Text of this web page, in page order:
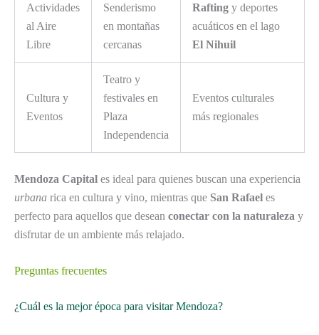
Actividades
al Aire
Libre
Senderismo
en montañas
cercanas
Rafting y deportes
acuáticos en el lago
El Nihuil
Cultura y
Eventos
Teatro y
festivales en
Plaza
Independencia
Eventos culturales
más regionales
Mendoza Capital es ideal para quienes buscan una experiencia
urbana rica en cultura y vino, mientras que San Rafael es
perfecto para aquellos que desean conectar con la naturaleza y
disfrutar de un ambiente más relajado.
Preguntas frecuentes
¿Cuál es la mejor época para visitar Mendoza?